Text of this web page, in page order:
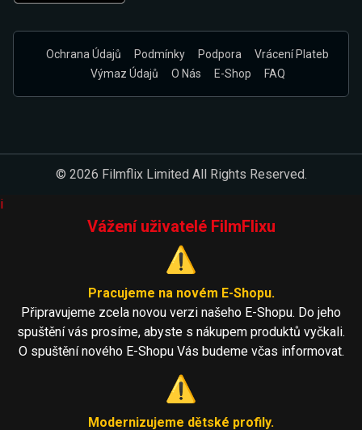
Ochrana Údajů Podmínky Podpora
Vrácení Plateb
Výmaz Údajů
O Nás E-Shop FAQ
© 2026 Filmflix Limited All Rights Reserved.
i
Vážení uživatelé FilmFlixu
⚠️
Pracujeme na novém E-Shopu.
Připravujeme zcela novou verzi našeho E-Shopu. Do jeho
spuštění vás prosíme, abyste s nákupem produktů vyčkali.
O spuštění nového E-Shopu Vás budeme včas informovat.
⚠️
Modernizujeme dětské profily.